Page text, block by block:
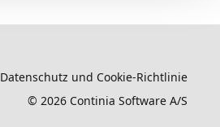
Datenschutz und Cookie-Richtlinie
© 2026 Continia Software A/S